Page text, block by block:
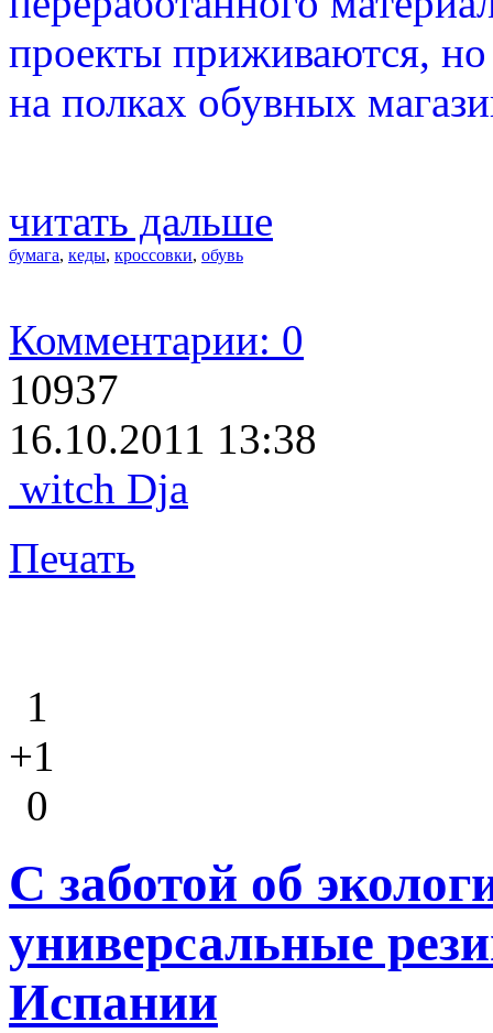
проекты приживаются, но
на полках обувных
читать дальше
бумага, кеды, кроссовки, обувь
Комментарии: 0
10937
16.10.2011 13:38
witch Dja
Печать
1
+1
0
С заботой об
универсальные
Испании